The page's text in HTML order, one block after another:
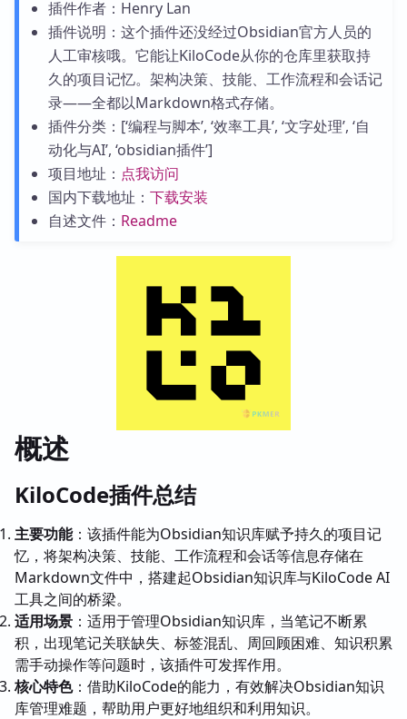
插件作者：Henry Lan
插件说明：这个插件还没经过Obsidian官方人员的
人工审核哦。它能让KiloCode从你的仓库里获取持
久的项目记忆。架构决策、技能、工作流程和会话记
录——全都以Markdown格式存储。
插件分类：[‘编程与脚本’, ‘效率工具’, ‘文字处理’, ‘自
动化与AI’, ‘obsidian插件’]
项目地址： 点我访问
国内下载地址： 下载安装
自述文件： Readme
概述
KiloCode插件总结
主要功能：该插件能为Obsidian知识库赋予持久的项目记
忆，将架构决策、技能、工作流程和会话等信息存储在
Markdown文件中，搭建起Obsidian知识库与KiloCode AI
工具之间的桥梁。
适用场景 ：适用于管理Obsidian知识库，当笔记不断累
积，出现笔记关联缺失、标签混乱、周回顾困难、知识积累
需手动操作等问题时，该插件可发挥作用。
核心特色：借助KiloCode的能力，有效解决Obsidian知识
库管理难题，帮助用户更好地组织和利用知识。